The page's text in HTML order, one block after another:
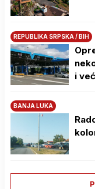
REPUBLIKA SRPSKA / BIH
i
BANJA LUKA